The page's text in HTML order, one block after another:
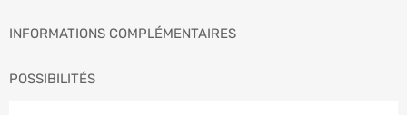
INFORMATIONS COMPLÉMENTAIRES
POSSIBILITÉS